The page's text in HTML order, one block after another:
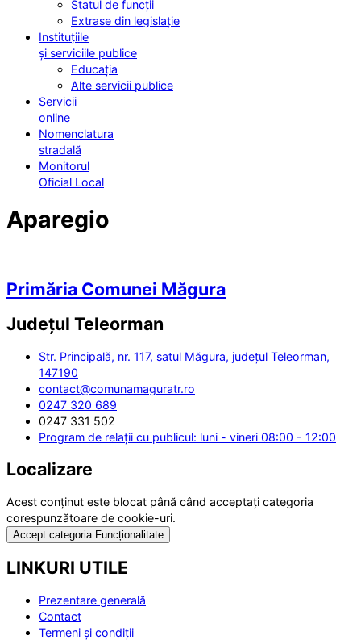
Statul de funcții
Extrase din legislație
Instituțiile
și serviciile publice
Educația
Alte servicii publice
Servicii
online
Nomenclatura
stradală
Monitorul
Oficial Local
Aparegio
Primăria Comunei Măgura
Județul Teleorman
Str. Principală, nr. 117, satul Măgura, județul Teleorman,
147190
contact@comunamaguratr.ro
0247 320 689
0247 331 502
Program de relații cu publicul: luni - vineri 08:00 - 12:00
Localizare
Acest conținut este blocat până când acceptați categoria
corespunzătoare de cookie-uri.
Accept categoria Funcționalitate
LINKURI UTILE
Prezentare generală
Contact
Termeni și condiții